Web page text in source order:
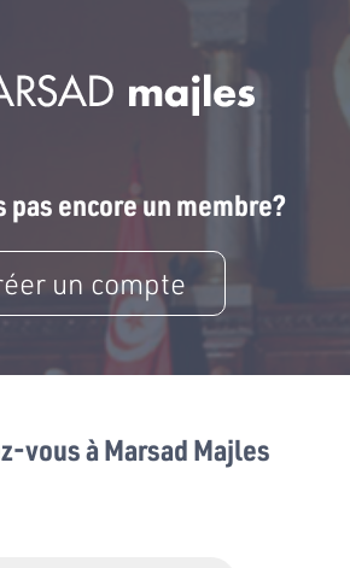
pas encore un membre?
un compte
vous à Marsad Majles